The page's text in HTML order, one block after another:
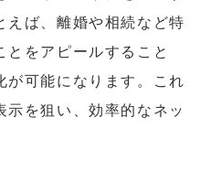
えば、離婚や相続など特
とをアピールすること
が可能になります。これ
を狙い、効率的なネッ